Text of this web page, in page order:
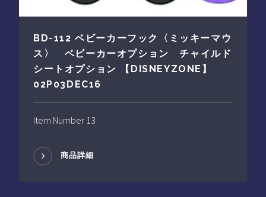
BD-112 ベビーカーフック〈ミッキーマウ
ス〉 ベビーカーオプション チャイルド
シートオプション 【DISNEYZONE】
02P03DEC16
Item Number 13
商品詳細